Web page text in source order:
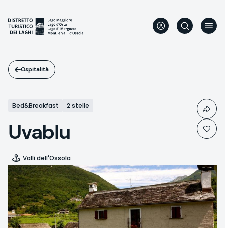
contenuto
principale
Ospitalità
Bed&Breakfast 2 stelle
Uvablu
Valli dell'Ossola